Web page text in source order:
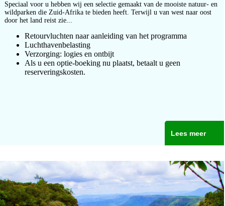
Speciaal voor u hebben wij een selectie gemaakt van de mooiste natuur- en
wildparken die Zuid-Afrika te bieden heeft. Terwijl u van west naar oost
door het land reist zie...
Retourvluchten naar aanleiding van het programma
Luchthavenbelasting
Verzorging: logies en ontbijt
Als u een optie-boeking nu plaatst, betaalt u geen
reserveringskosten.
Lees meer